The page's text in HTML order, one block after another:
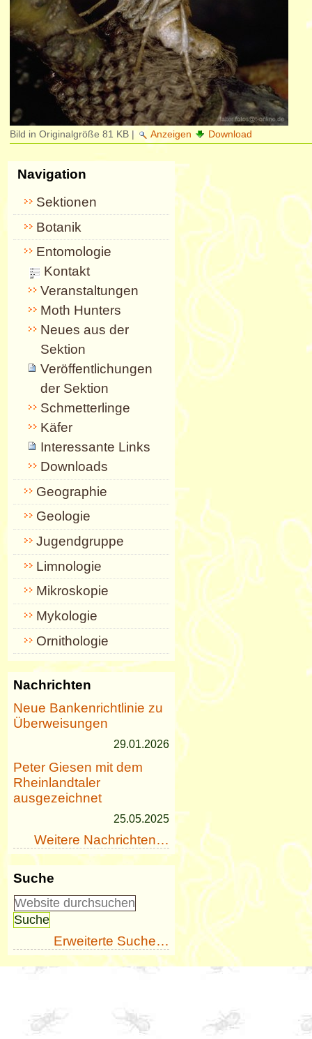
Bild in Originalgröße 81 KB | Anzeigen Download
Navigation
Sektionen
Botanik
Entomologie
Kontakt
Veranstaltungen
Moth Hunters
Neues aus der
Sektion
Veröffentlichungen
der Sektion
Schmetterlinge
Käfer
Interessante Links
Downloads
Geographie
Geologie
Jugendgruppe
Limnologie
Mikroskopie
Mykologie
Ornithologie
Nachrichten
Neue Bankenrichtlinie zu
Überweisungen
29.01.2026
Peter Giesen mit dem
Rheinlandtaler
ausgezeichnet
25.05.2025
Weitere Nachrichten…
Suche
Erweiterte Suche…